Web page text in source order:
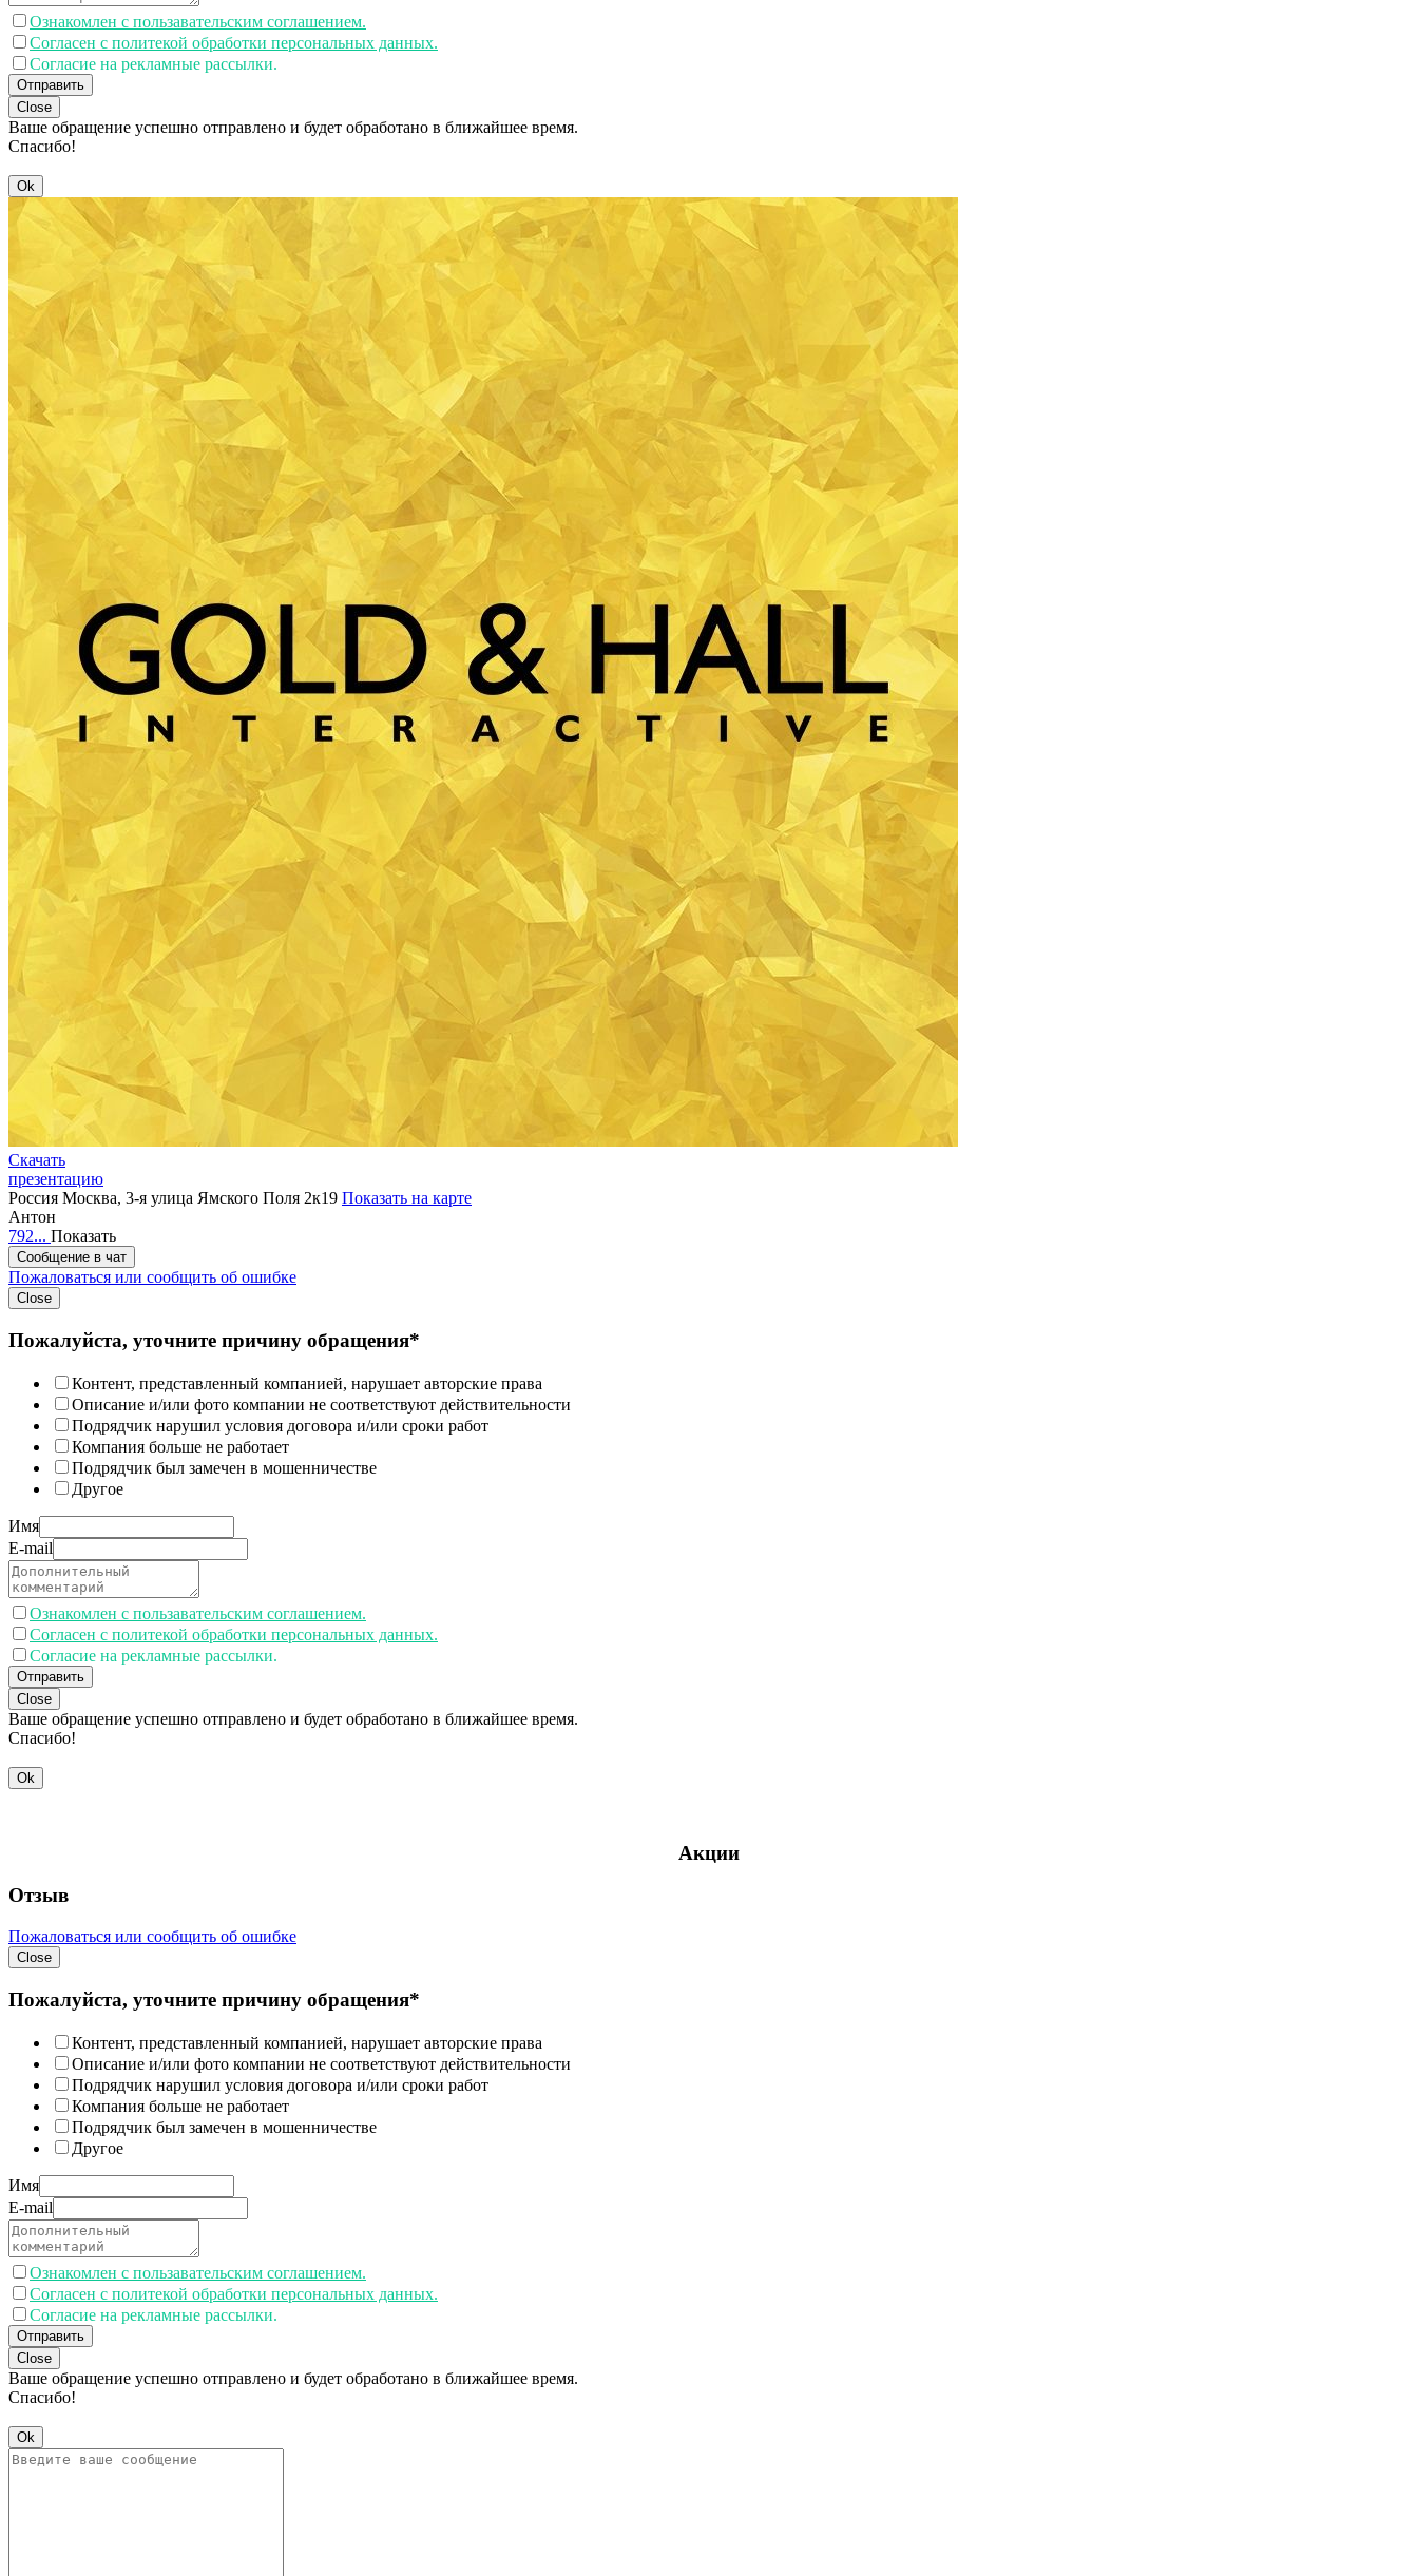
Ознакомлен с пользавательским соглашением.
Согласен с политекой обработки персональных данных.
Согласие на рекламные рассылки.
Отправить
Close
Ваше обращение успешно отправлено и будет обработано в ближайшее время.
Спасибо!
Ok
Скачать
презентацию
Россия Москва, 3-я улица Ямского Поля 2к19 Показать на карте
Антон
792... Показать
Сообщение в чат
Пожаловаться или сообщить об ошибке
Close
Пожалуйста, уточните причину обращения*
Контент, представленный компанией, нарушает авторские права
Описание и/или фото компании не соответствуют действительности
Подрядчик нарушил условия договора и/или сроки работ
Компания больше не работает
Подрядчик был замечен в мошенничестве
Другое
Имя
E-mail
Ознакомлен с пользавательским соглашением.
Согласен с политекой обработки персональных данных.
Согласие на рекламные рассылки.
Отправить
Close
Ваше обращение успешно отправлено и будет обработано в ближайшее время.
Спасибо!
Ok
Акции
Отзыв
Пожаловаться или сообщить об ошибке
Close
Пожалуйста, уточните причину обращения*
Контент, представленный компанией, нарушает авторские права
Описание и/или фото компании не соответствуют действительности
Подрядчик нарушил условия договора и/или сроки работ
Компания больше не работает
Подрядчик был замечен в мошенничестве
Другое
Имя
E-mail
Ознакомлен с пользавательским соглашением.
Согласен с политекой обработки персональных данных.
Согласие на рекламные рассылки.
Отправить
Close
Ваше обращение успешно отправлено и будет обработано в ближайшее время.
Спасибо!
Ok